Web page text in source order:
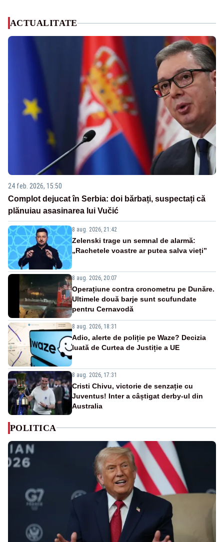
ACTUALITATE
24 feb. 2026, 15:50
Complot dejucat în Serbia: doi bărbați, suspectați că
plănuiau asasinarea lui Vučić
8 aug. 2026, 21:42
Zelenski trage un semnal de alarmă:
„Rachetele voastre ar putea salva vieți”
8 aug. 2026, 20:07
Operațiune contra cronometru pe Dunăre.
Ultimele două barje sunt scufundate
pentru Cernavodă
8 aug. 2026, 18:31
Adio, alerte de poliție pe Waze? Decizia
luată de Curtea de Justiție a UE
8 aug. 2026, 17:31
Cristi Chivu, victorie de senzație cu
Juventus! Inter a câștigat derby-ul din
Australia
POLITICA